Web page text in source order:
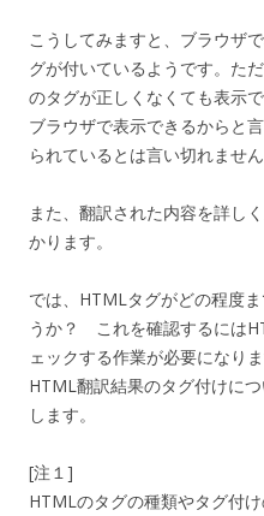
こうしてみますと、ブラウザ
グが付いているようです。た
のタグが正しくなくても表示
ブラウザで表示できるからと
られているとは言い切れません
また、翻訳された内容を詳し
かります。
では、HTMLタグがどの程度
うか？ これを確認するには
ェックする作業が必要になり
HTML翻訳結果のタグ付けに
します。
[注１]
HTMLのタグの種類やタグ付